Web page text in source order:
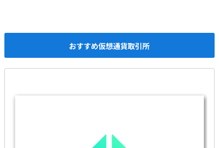
おすすめ仮想通貨取引所